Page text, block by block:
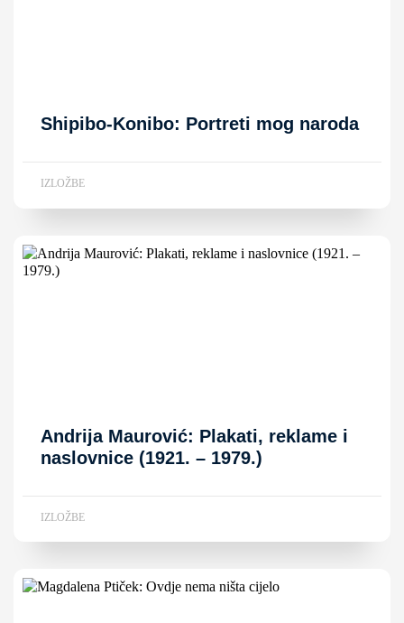
Shipibo-Konibo: Portreti mog naroda
IZLOŽBE
Andrija Maurović: Plakati, reklame i
naslovnice (1921. – 1979.)
IZLOŽBE